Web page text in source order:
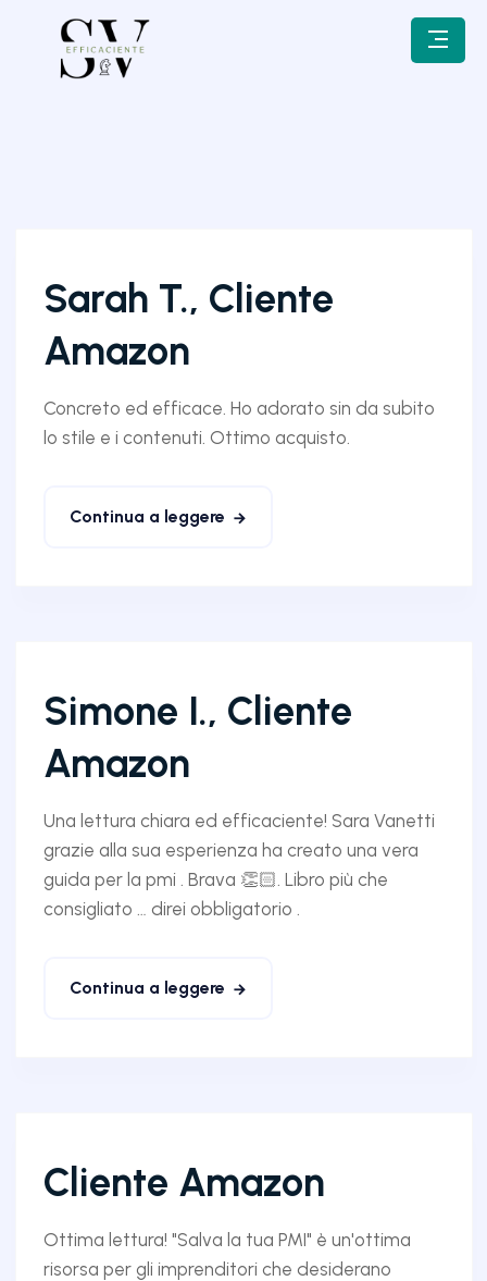
Sarah T., Cliente
Amazon
Concreto ed efficace. Ho adorato sin da subito
lo stile e i contenuti. Ottimo acquisto.
Continua a leggere
Simone I., Cliente
Amazon
Una lettura chiara ed efficaciente! Sara Vanetti
grazie alla sua esperienza ha creato una vera
guida per la pmi . Brava 👏🏻. Libro più che
consigliato … direi obbligatorio .
Continua a leggere
Cliente Amazon
Ottima lettura! "Salva la tua PMI" è un'ottima
risorsa per gli imprenditori che desiderano